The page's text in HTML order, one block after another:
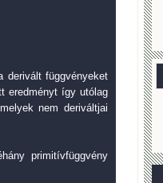
derivált függvényeket
eredményt így utólag
nem deriváltjai
primitívfüggvény